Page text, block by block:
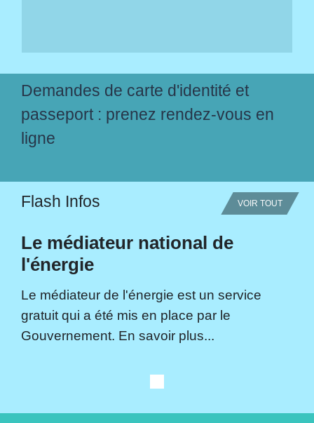
Demandes de carte d'identité et
passeport : prenez rendez-vous en
ligne
Flash Infos VOIR TOUT
Le médiateur national de
l'énergie
Le médiateur de l'énergie est un service
gratuit qui a été mis en place par le
Gouvernement. En savoir plus...